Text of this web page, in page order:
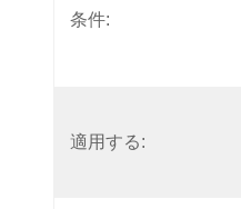
条件:
適用する: